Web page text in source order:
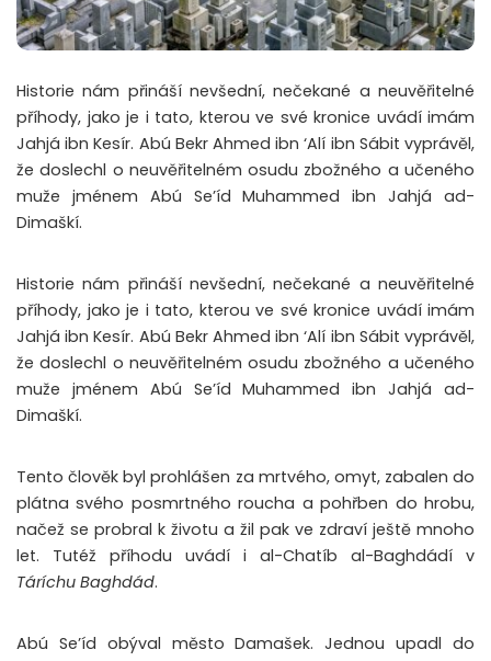
Historie nám přináší nevšední, nečekané a neuvěřitelné
příhody, jako je i tato, kterou ve své kronice uvádí imám
Jahjá ibn Kesír. Abú Bekr Ahmed ibn ‘Alí ibn Sábit vyprávěl,
že doslechl o neuvěřitelném osudu zbožného a učeného
muže jménem Abú Se’íd Muhammed ibn Jahjá ad-
Dimaškí.
Historie nám přináší nevšední, nečekané a neuvěřitelné
příhody, jako je i tato, kterou ve své kronice uvádí imám
Jahjá ibn Kesír. Abú Bekr Ahmed ibn ‘Alí ibn Sábit vyprávěl,
že doslechl o neuvěřitelném osudu zbožného a učeného
muže jménem Abú Se’íd Muhammed ibn Jahjá ad-
Dimaškí.
Tento člověk byl prohlášen za mrtvého, omyt, zabalen do
plátna svého posmrtného roucha a pohřben do hrobu,
načež se probral k životu a žil pak ve zdraví ještě mnoho
let. Tutéž příhodu uvádí i al-Chatíb al-Baghdádí v
Táríchu Baghdád.
Abú Se’íd obýval město Damašek. Jednou upadl do